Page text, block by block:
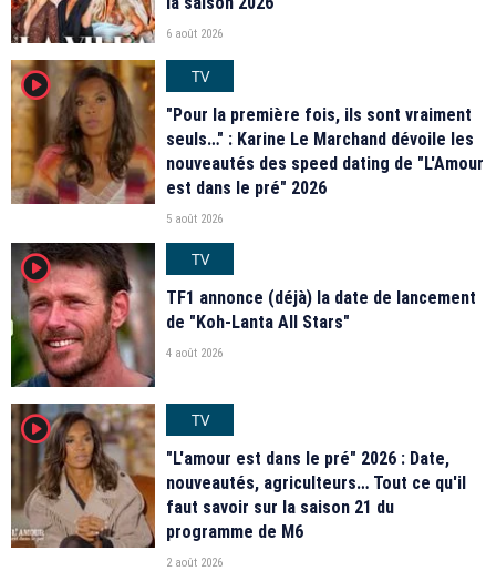
6 août 2026
player2
TV
"Pour la première fois, ils sont vraiment
seuls…" : Karine Le Marchand dévoile les
nouveautés des speed dating de "L'Amour
est dans le pré" 2026
5 août 2026
player2
TV
TF1 annonce (déjà) la date de lancement
de "Koh-Lanta All Stars"
4 août 2026
player2
TV
"L'amour est dans le pré" 2026 : Date,
nouveautés, agriculteurs… Tout ce qu'il
faut savoir sur la saison 21 du
programme de M6
2 août 2026